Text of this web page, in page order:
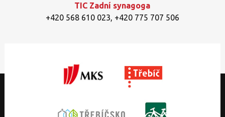
TIC Zadní synagoga
+420 568 610 023, +420 775 707 506